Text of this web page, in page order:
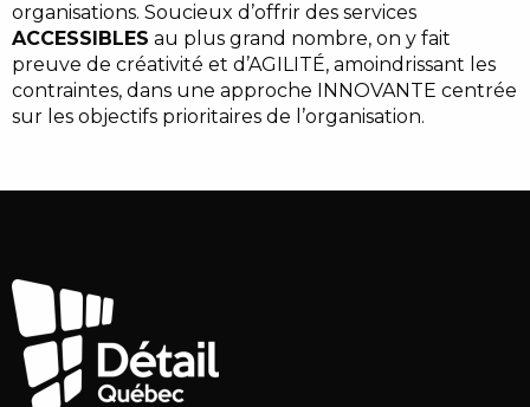
organisations. Soucieux d’offrir des services
ACCESSIBLES au plus grand nombre, on y fait
preuve de créativité et d’AGILITÉ, amoindrissant les
contraintes, dans une approche INNOVANTE centrée
sur les objectifs prioritaires de l’organisation.